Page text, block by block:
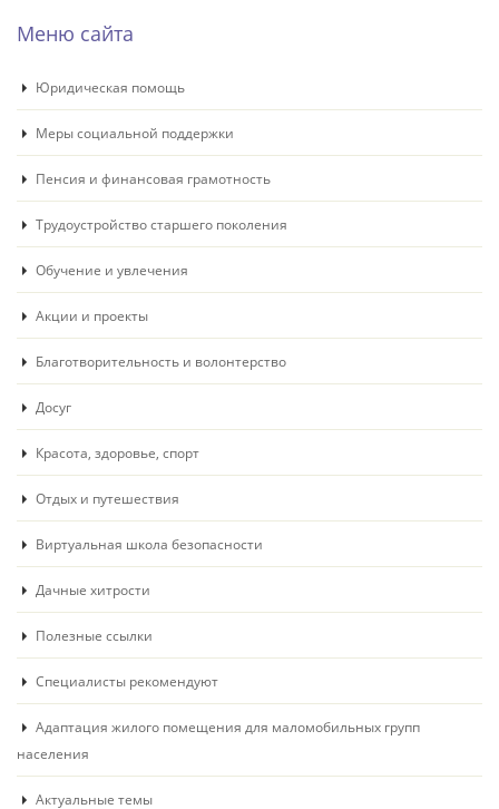
Меню сайта
Юридическая помощь
Меры социальной поддержки
Пенсия и финансовая грамотность
Трудоустройство старшего поколения
Обучение и увлечения
Акции и проекты
Благотворительность и волонтерство
Досуг
Красота, здоровье, спорт
Отдых и путешествия
Виртуальная школа безопасности
Дачные хитрости
Полезные ссылки
Специалисты рекомендуют
Адаптация жилого помещения для маломобильных групп
населения
Актуальные темы